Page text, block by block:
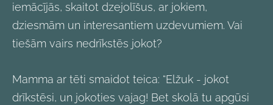
iemācījās, skaitot dzejolīšus, ar jokiem,
dziesmām un interesantiem uzdevumiem. Vai
tiešām vairs nedrīkstēs jokot?
Mamma ar tēti smaidot teica: “Elžuk - jokot
drīkstēsi, un jokoties vajag! Bet skolā tu apgūsi